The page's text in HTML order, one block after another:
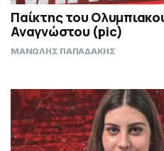
Παίκτης του
Αναγνώστου (pic)
ΜΑΝΩΛΗΣ ΠΑΠΑΔΑΚΗΣ